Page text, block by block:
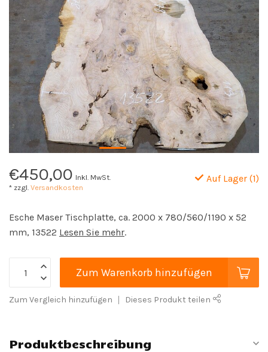
€450,00 Inkl. MwSt.
* zzgl. Versandkosten
Auf Lager (1)
Esche Maser Tischplatte, ca. 2000 x 780/560/1190 x 52
mm, 13522 Lesen Sie mehr.
Zum Warenkorb hinzufügen
Zum Vergleich hinzufügen Dieses Produkt teilen
Produktbeschreibung